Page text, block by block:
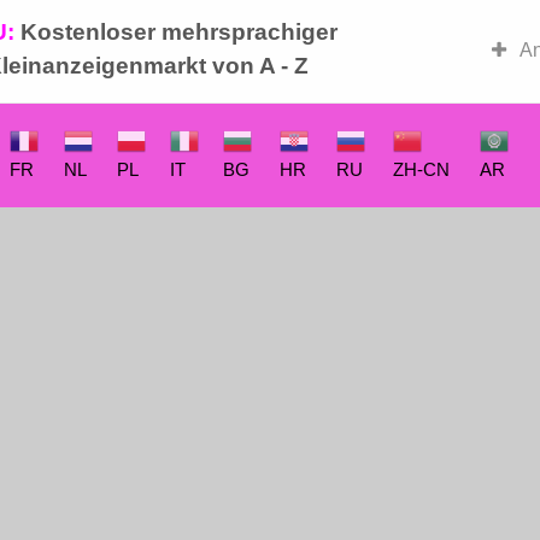
Basar
Kostenloser mehrsprachiger
von A - Z
FR NL PL IT BG HR RU ZH-CN AR